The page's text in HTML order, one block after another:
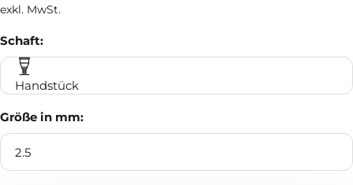
exkl. MwSt.
Schaft:
Handstück
Größe in mm:
2.5